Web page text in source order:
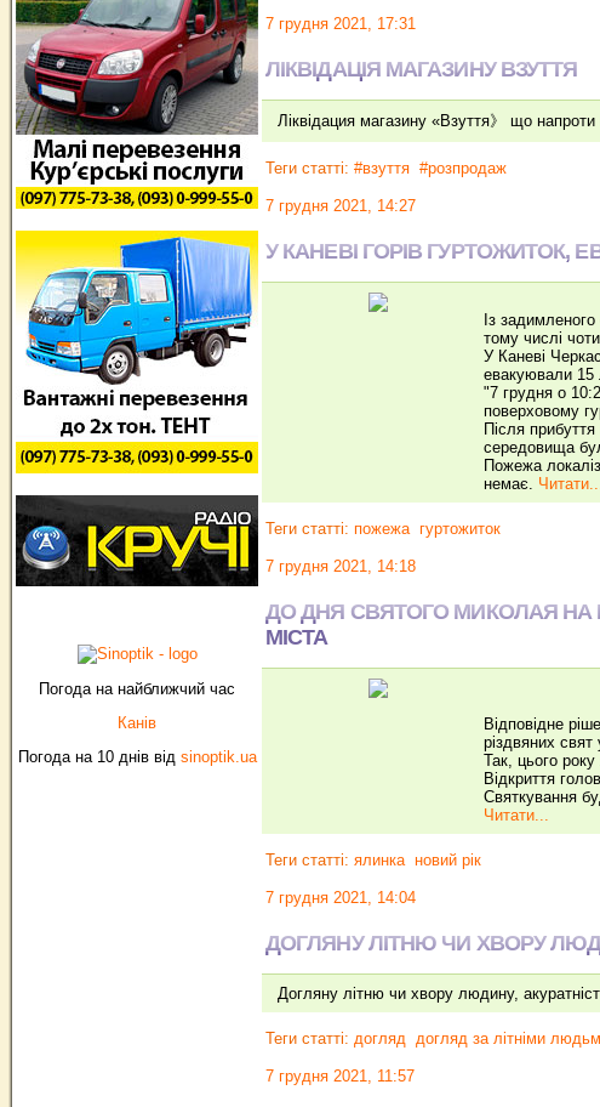
Погода на найближчий час
Канів
Погода на 10 днів від sinoptik.ua
7 грудня 2021, 17:31
ЛІКВІДАЦІЯ МАГАЗИНУ ВЗУТТЯ
Ліквідация магазину «Взуття》 що
Теги статті: #взуття #розпродаж
7 грудня 2021, 14:27
У КАНЕВІ ГОРІВ ГУРТОЖИТОК,
Із
тому числі
У Каневі
евакуювали 15
"7 грудня о
поверховому
Після
середовища
Пожежа
немає.
Теги статті: пожежа гуртожиток
7 грудня 2021, 14:18
ДО ДНЯ СВЯТОГО МИКОЛАЯ НА
МІСТА
Відповідне
різдвяних
Так, цього
Відкриття
Святкування
Читати...
Теги статті: ялинка новий рік
7 грудня 2021, 14:04
ДОГЛЯНУ ЛІТНЮ ЧИ ХВОРУ
Догляну літню чи хвору людину,
Теги статті: догляд догляд за літніми
7 грудня 2021, 11:57